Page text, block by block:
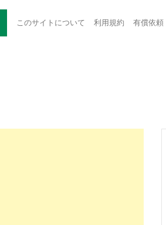
このサイトについて 利用規約 有償依頼